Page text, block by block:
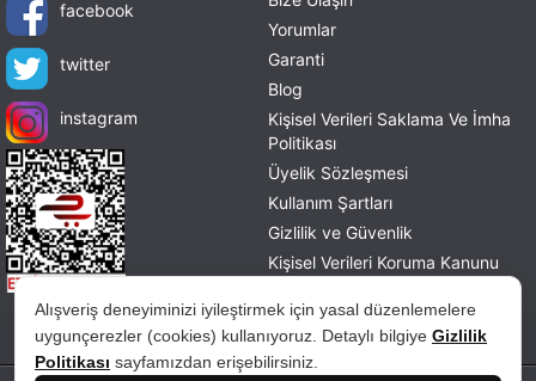
Alışveriş deneyiminizi iyileştirmek için yasal düzenlemelere
uygunçerezler (cookies) kullanıyoruz. Detaylı bilgiye Gizlilik
Politikası sayfamızdan erişebilirsiniz.
facebook
twitter
instagram
Yorumlar
Garanti
Blog
Kişisel Verileri Saklama Ve İmha
Politikası
Üyelik Sözleşmesi
Kullanım Şartları
Gizlilik ve Güvenlik
Kişisel Verileri Koruma Kanunu
İade ve Değişim Politikası